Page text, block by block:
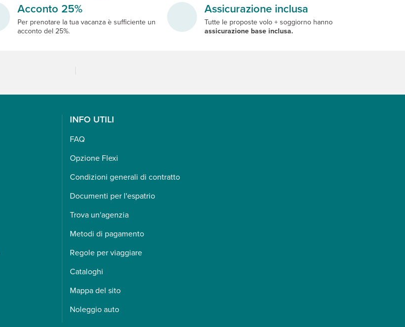
Acconto 25%
Per prenotare la tua vacanza è sufficiente un
acconto del 25%.
Assicurazione inclusa
Tutte le proposte volo + soggiorno hanno
assicurazione base inclusa.
INFO UTILI
FAQ
Opzione Flexi
Condizioni generali di contratto
Documenti per l'espatrio
Trova un'agenzia
Metodi di pagamento
Regole per viaggiare
Cataloghi
Mappa del sito
Noleggio auto